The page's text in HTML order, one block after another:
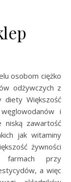
odżywczych z
diety Większość
i
niską zawartość
jak witaminy
żywności
farmach przy
a więc